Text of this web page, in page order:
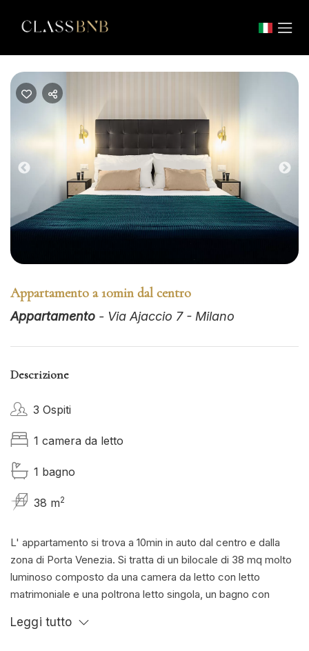
Appartamento a 10min dal centro
Appartamento - Via Ajaccio 7 - Milano
Descrizione
3 Ospiti
1 camera da letto
1 bagno
38 m2
L' appartamento si trova a 10min in auto dal centro e dalla
zona di Porta Venezia. Si tratta di un bilocale di 38 mq molto
luminoso composto da una camera da letto con letto
matrimoniale e una poltrona letto singola, un bagno con
attrezzata. L'appartamento dispone di tutti i comfort, inclusa
Leggi tutto